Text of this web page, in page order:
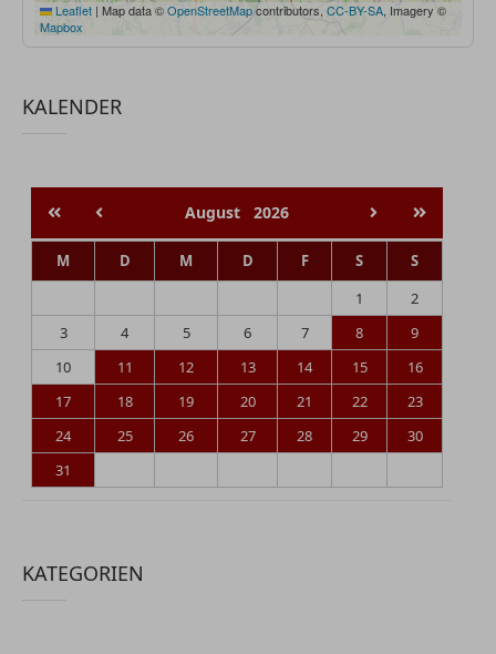
Leaflet | Map data ©OpenStreetMapcontributors, CC-BY-SA, Imagery ©
Mapbox
KALENDER
August 2026
M D M D F S
S
1
2
3
4 5 6 7 8
9
10
11 12 13 14 15
16
17
18 19 20 21 22
23
24
25 26 27 28 29
30
31
KATEGORIEN